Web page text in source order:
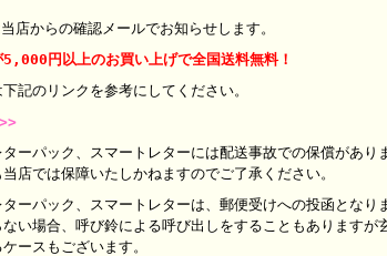
店からの確認メールでお知らせします。
円以上のお買い上げで全国送料無料！
下記のリンクを参考にしてください。
ーパック、スマートレターには配送事故での保償があり
店では保障いたしかねますのでご了承ください。
ーパック、スマートレターは、郵便受けへの投函となり
い場合、呼び鈴による呼び出しをすることもありますが
ースもございます。